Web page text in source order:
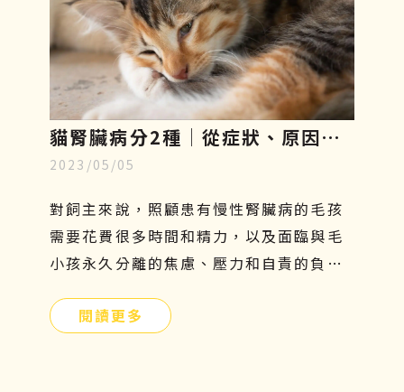
貓腎臟病分2種│從症狀、原因、
飲食原則到幹細胞治療一一解析
2023/05/05
對飼主來說，照顧患有慢性腎臟病的毛孩
需要花費很多時間和精力，以及面臨與毛
小孩永久分離的焦慮、壓力和自責的負面
提前提前瞭解貓腎病症狀、原因、飲食及
閱讀更多